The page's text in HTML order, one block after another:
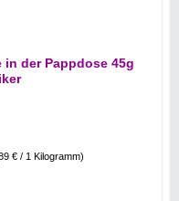
der Pappdose 45g
€ / 1 Kilogramm)